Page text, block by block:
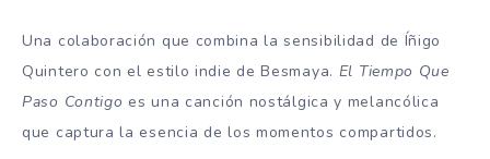
Una colaboración que combina la sensibilidad de Íñigo
Quintero con el estilo indie de Besmaya. El Tiempo Que
Paso Contigo es una canción nostálgica y melancólica
que captura la esencia de los momentos compartidos.